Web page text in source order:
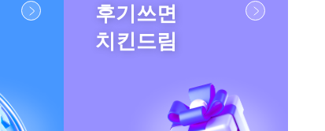
후기쓰면
치킨드림